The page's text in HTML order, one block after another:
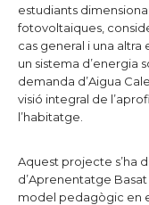
estudiants
fotovoltaiques,
cas general i una altra
un sistema d’energia
demanda d’Aigua
visió integral de
l’habitatge.
Aquest projecte s’ha
d’Aprenentatge
model pedagògic en